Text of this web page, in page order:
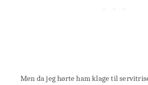
Men da jeg hørte ham klage til